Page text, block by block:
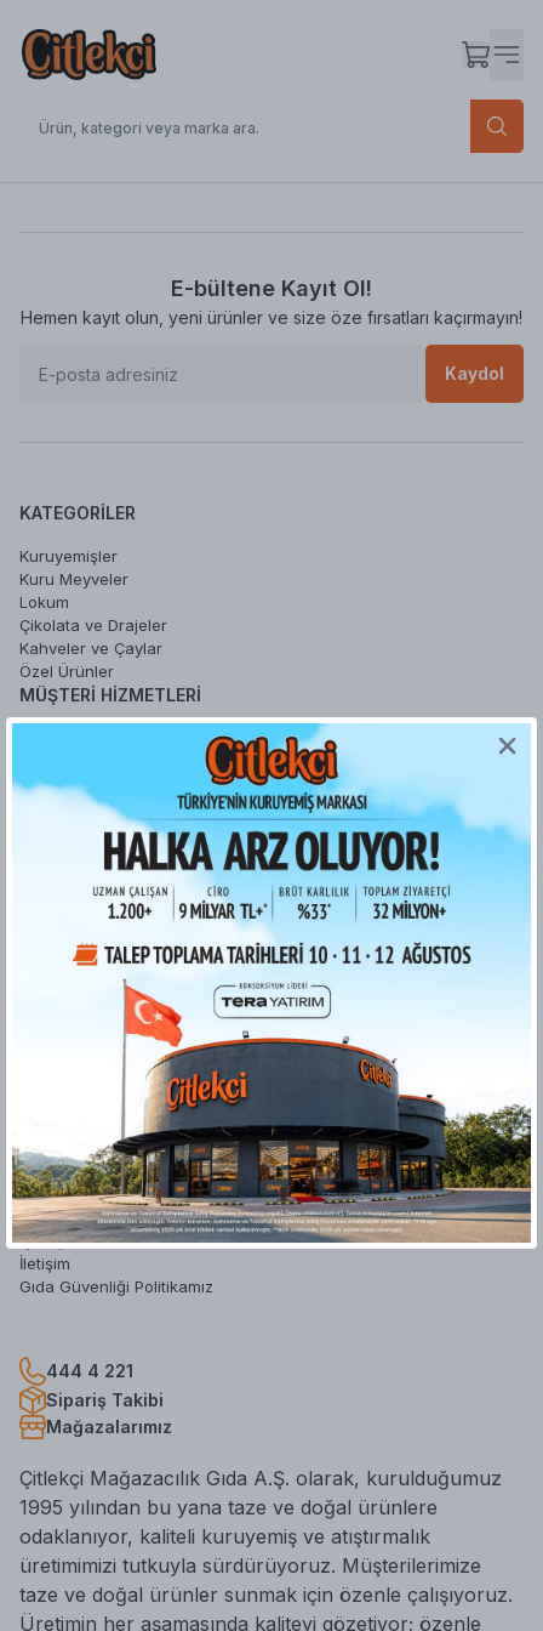
E-bültene Kayıt Ol!
Hemen kayıt olun, yeni ürünler ve size öze fırsatları kaçırmayın!
Kaydol
444 4 221
Sipariş Takibi
Mağazalarımız
Çitlekçi Mağazacılık Gıda A.Ş. olarak, kurulduğumuz
1995 yılından bu yana taze ve doğal ürünlere
odaklanıyor, kaliteli kuruyemiş ve atıştırmalık
üretimimizi tutkuyla sürdürüyoruz. Müşterilerimize
taze ve doğal ürünler sunmak için özenle çalışıyoruz.
Üretimin her aşamasında kaliteyi gözetiyor; özenle
KATEGORILER
Kuruyemişler
Kuru Meyveler
Lokum
Çikolata ve Drajeler
Kahveler ve Çaylar
Özel Ürünler
MÜŞTERI HIZMETLERI
Şifremi Unuttum
Favori Ürünlerim
Sipariş İşlemleri
Gizlilik ve Güvenlik
İade ve Değişim Koşulları
Ödeme ve Teslimat
Kişisel Verilerin Korunması
Kurumsal Fatura
ETK bilgilendirme metni
Bilgi Toplumu Hizmetleri
Yatırımcı İlişkileri
Mağazalar
Blog
Hesap Silme Formu
İş Başvuru Formu
İletişim
Gıda Güvenliği Politikamız